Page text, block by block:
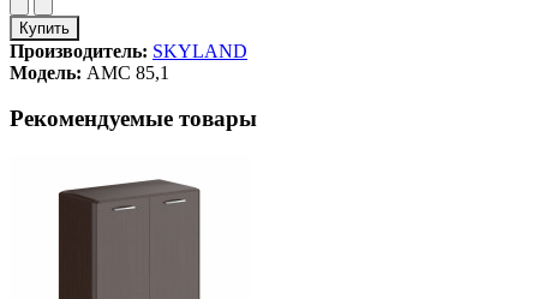
Купить
Производитель: SKYLAND
Модель: AМС 85,1
Рекомендуемые товары